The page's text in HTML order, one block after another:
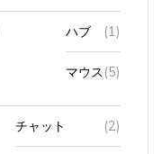
ハブ (1)
マウス(5)
チャット (2)
知り合いかも？(1)